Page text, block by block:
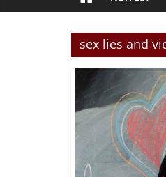
sex lies and